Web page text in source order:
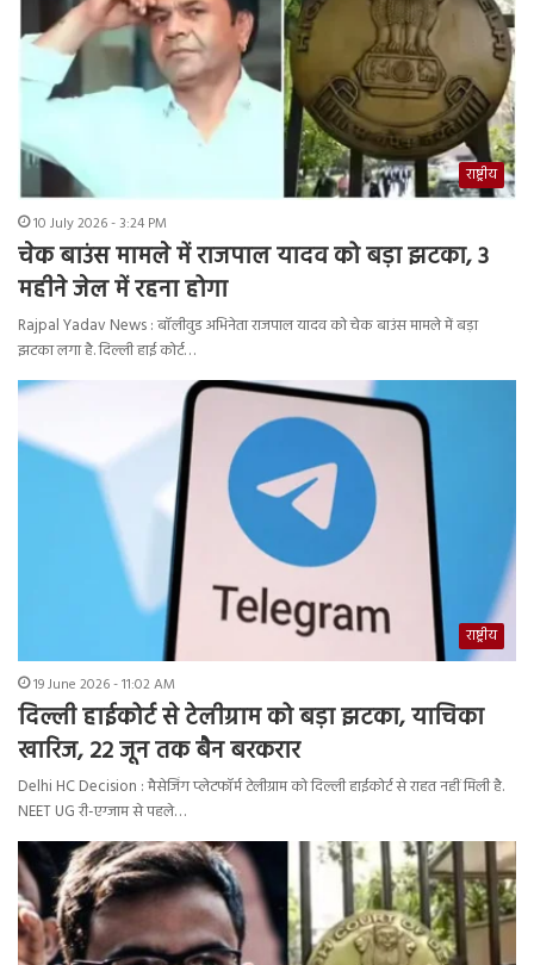
राष्ट्रीय
10 July 2026 - 3:24 PM
चेक बाउंस मामले में राजपाल यादव को बड़ा झटका, 3
महीने जेल में रहना होगा
Rajpal Yadav News : बॉलीवुड अभिनेता राजपाल यादव को चेक बाउंस मामले में बड़ा
झटका लगा है. दिल्ली हाई कोर्ट…
राष्ट्रीय
19 June 2026 - 11:02 AM
दिल्ली हाईकोर्ट से टेलीग्राम को बड़ा झटका, याचिका
खारिज, 22 जून तक बैन बरकरार
Delhi HC Decision : मैसेजिंग प्लेटफॉर्म टेलीग्राम को दिल्ली हाईकोर्ट से राहत नहीं मिली है.
NEET UG री-एग्जाम से पहले…